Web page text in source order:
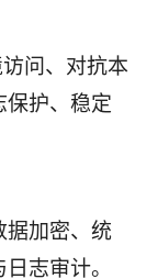
问、对抗本
保护、稳定
据加密、统
志审计。